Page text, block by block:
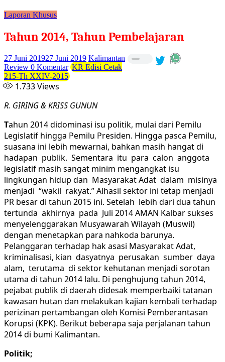
Laporan Khusus
Tahun 2014, Tahun Pembelajaran
27 Juni 201927 Juni 2019 Kalimantan
Review 0 Komentar KR Edisi Cetak
215-Th XXIV-2015
1.733Views
R. GIRING & KRISS GUNUN
Tahun 2014 didominasi isu politik, mulai dari Pemilu
Legislatif hingga Pemilu Presiden. Hingga pasca Pemilu,
suasana ini lebih mewarnai, bahkan masih hangat di
hadapan publik. Sementara itu para calon anggota
legislatif masih sangat minim mengangkat isu
lingkungan hidup dan Masyarakat Adat dalam misinya
menjadi “wakil rakyat.” Alhasil sektor ini tetap menjadi
PR besar di tahun 2015 ini. Setelah lebih dari dua tahun
tertunda akhirnya pada Juli 2014 AMAN Kalbar sukses
menyelenggarakan Musyawarah Wilayah (Muswil)
dengan menetapkan para nahkoda barunya.
Pelanggaran terhadap hak asasi Masyarakat Adat,
kriminalisasi, kian dasyatnya perusakan sumber daya
alam, terutama di sektor kehutanan menjadi sorotan
utama di tahun 2014 lalu. Di penghujung tahun 2014,
pejabat publik di daerah didesak memperbaiki tatanan
kawasan hutan dan melakukan kajian kembali terhadap
perizinan pertambangan oleh Komisi Pemberantasan
Korupsi (KPK). Berikut beberapa saja perjalanan tahun
2014 di bumi Kalimantan.
Politik;